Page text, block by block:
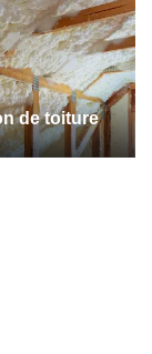
de toiture